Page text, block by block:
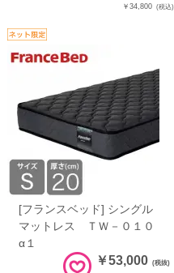
￥34,800 (税込)
[フランスベッド] シングル
マットレス ＴＷ－０１０
α１
￥53,000 (税抜)